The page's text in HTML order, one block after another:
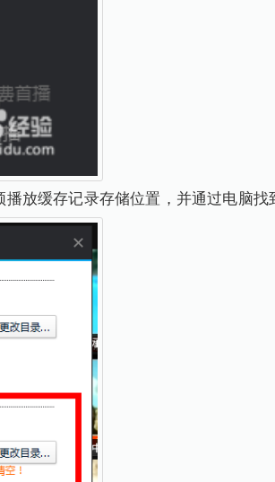
放缓存记录存储位置，并通过电脑找